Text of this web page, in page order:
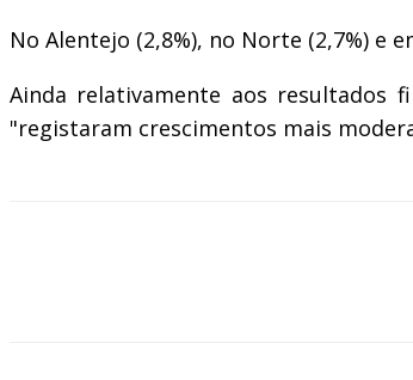
No Alentejo (2,8%), no Norte (2,7%) e
Ainda relativamente aos resultados
"registaram crescimentos mais